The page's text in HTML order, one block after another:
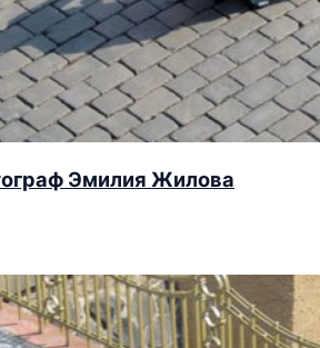
Эмилия Жилова